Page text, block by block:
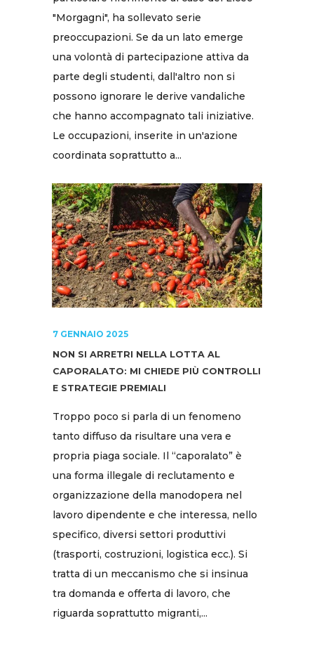
"Morgagni", ha sollevato serie
preoccupazioni. Se da un lato emerge
una volontà di partecipazione attiva da
parte degli studenti, dall'altro non si
possono ignorare le derive vandaliche
che hanno accompagnato tali iniziative.
Le occupazioni, inserite in un'azione
coordinata soprattutto a...
7 GENNAIO 2025
NON SI ARRETRI NELLA LOTTA AL
CAPORALATO: MI CHIEDE PIÙ CONTROLLI
E STRATEGIE PREMIALI
Troppo poco si parla di un fenomeno
tanto diffuso da risultare una vera e
propria piaga sociale. Il “caporalato” è
una forma illegale di reclutamento e
organizzazione della manodopera nel
lavoro dipendente e che interessa, nello
specifico, diversi settori produttivi
(trasporti, costruzioni, logistica ecc.). Si
tratta di un meccanismo che si insinua
tra domanda e offerta di lavoro, che
riguarda soprattutto migranti,...